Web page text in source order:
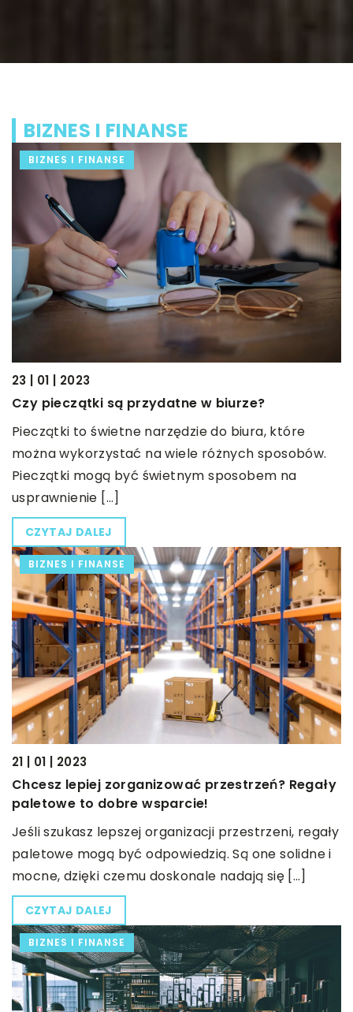
BIZNES I FINANSE
BIZNES I FINANSE
23 | 01 | 2023
Czy pieczątki są przydatne w biurze?
Pieczątki to świetne narzędzie do biura, które
można wykorzystać na wiele różnych sposobów.
Pieczątki mogą być świetnym sposobem na
usprawnienie […]
CZYTAJ DALEJ
BIZNES I FINANSE
21 | 01 | 2023
Chcesz lepiej zorganizować przestrzeń? Regały
paletowe to dobre wsparcie!
Jeśli szukasz lepszej organizacji przestrzeni, regały
paletowe mogą być odpowiedzią. Są one solidne i
mocne, dzięki czemu doskonale nadają się […]
CZYTAJ DALEJ
BIZNES I FINANSE